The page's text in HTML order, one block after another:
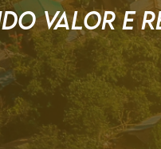
VALOR E